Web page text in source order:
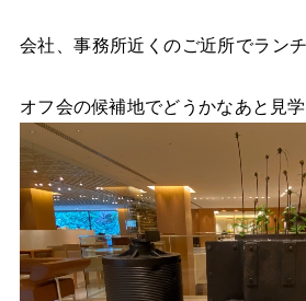
会社、事務所近くのご近所でランチ
オフ会の候補地でどうかなあと見学